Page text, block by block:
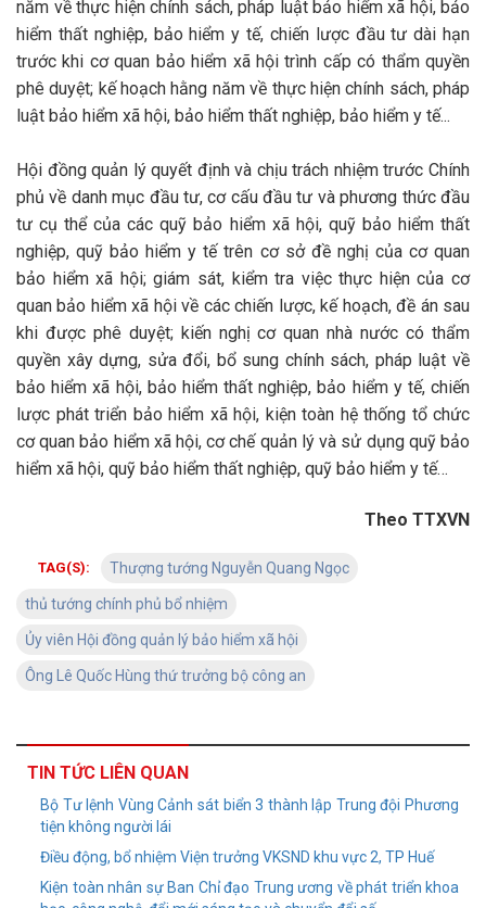
năm về thực hiện chính sách, pháp luật bảo hiểm xã hội, bảo
hiểm thất nghiệp, bảo hiểm y tế, chiến lược đầu tư dài hạn
trước khi cơ quan bảo hiểm xã hội trình cấp có thẩm quyền
phê duyệt; kế hoạch hằng năm về thực hiện chính sách, pháp
luật bảo hiểm xã hội, bảo hiểm thất nghiệp, bảo hiểm y tế...
Hội đồng quản lý quyết định và chịu trách nhiệm trước Chính
phủ về danh mục đầu tư, cơ cấu đầu tư và phương thức đầu
tư cụ thể của các quỹ bảo hiểm xã hội, quỹ bảo hiểm thất
nghiệp, quỹ bảo hiểm y tế trên cơ sở đề nghị của cơ quan
bảo hiểm xã hội; giám sát, kiểm tra việc thực hiện của cơ
quan bảo hiểm xã hội về các chiến lược, kế hoạch, đề án sau
khi được phê duyệt; kiến nghị cơ quan nhà nước có thẩm
quyền xây dựng, sửa đổi, bổ sung chính sách, pháp luật về
bảo hiểm xã hội, bảo hiểm thất nghiệp, bảo hiểm y tế, chiến
lược phát triển bảo hiểm xã hội, kiện toàn hệ thống tổ chức
cơ quan bảo hiểm xã hội, cơ chế quản lý và sử dụng quỹ bảo
hiểm xã hội, quỹ bảo hiểm thất nghiệp, quỹ bảo hiểm y tế…
Theo TTXVN
TAG(S): Thượng tướng Nguyễn Quang Ngọc
thủ tướng chính phủ bổ nhiệm
Ủy viên Hội đồng quản lý bảo hiểm xã hội
Ông Lê Quốc Hùng thứ trưởng bộ công an
TIN TỨC LIÊN QUAN
Bộ Tư lệnh Vùng Cảnh sát biển 3 thành lập Trung đội Phương
tiện không người lái
Điều động, bổ nhiệm Viện trưởng VKSND khu vực 2, TP Huế
Kiện toàn nhân sự Ban Chỉ đạo Trung ương về phát triển khoa